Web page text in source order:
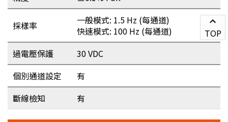
採樣率
一般模式: 1.5 Hz (每通道)
快速模式: 100 Hz (每通道)
過電壓保護
30 VDC
個別通道設定
有
斷線檢知
有
TOP